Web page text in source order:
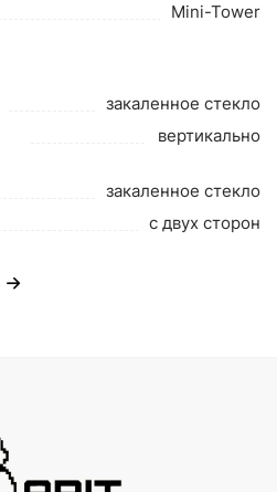
Mini-Tower
закаленное стекло
вертикально
закаленное стекло
с двух сторон